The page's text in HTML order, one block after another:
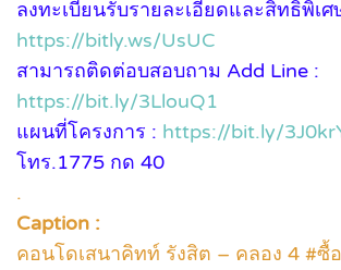
ลงทะเบียนรับรายละเอียดและสิทธิพิเ
https://bitly.ws/UsUC
สามารถติดต่อบสอบถาม Add Line :
https://bit.ly/3LlouQ1
แผนที่โครงการ : https://bit.ly/
โทร.1775 กด 40
.
Caption :
คอนโดเสนาคิทท์ รังสิต – คลอง 4 #ซื้